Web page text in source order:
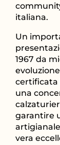
italiana.
Un
1967 da
certificata
una
garantire
vera